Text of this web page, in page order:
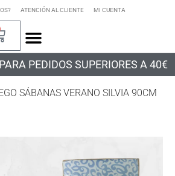
ATENCIÓN AL CLIENTE MI CUENTA
PEDIDOS SUPERIORES A 40€
SÁBANAS VERANO SILVIA 90CM